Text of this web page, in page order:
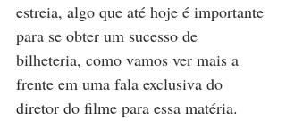
estreia, algo que até hoje é importante
para se obter um sucesso de
bilheteria, como vamos ver mais a
frente em uma fala exclusiva do
diretor do filme para essa matéria.